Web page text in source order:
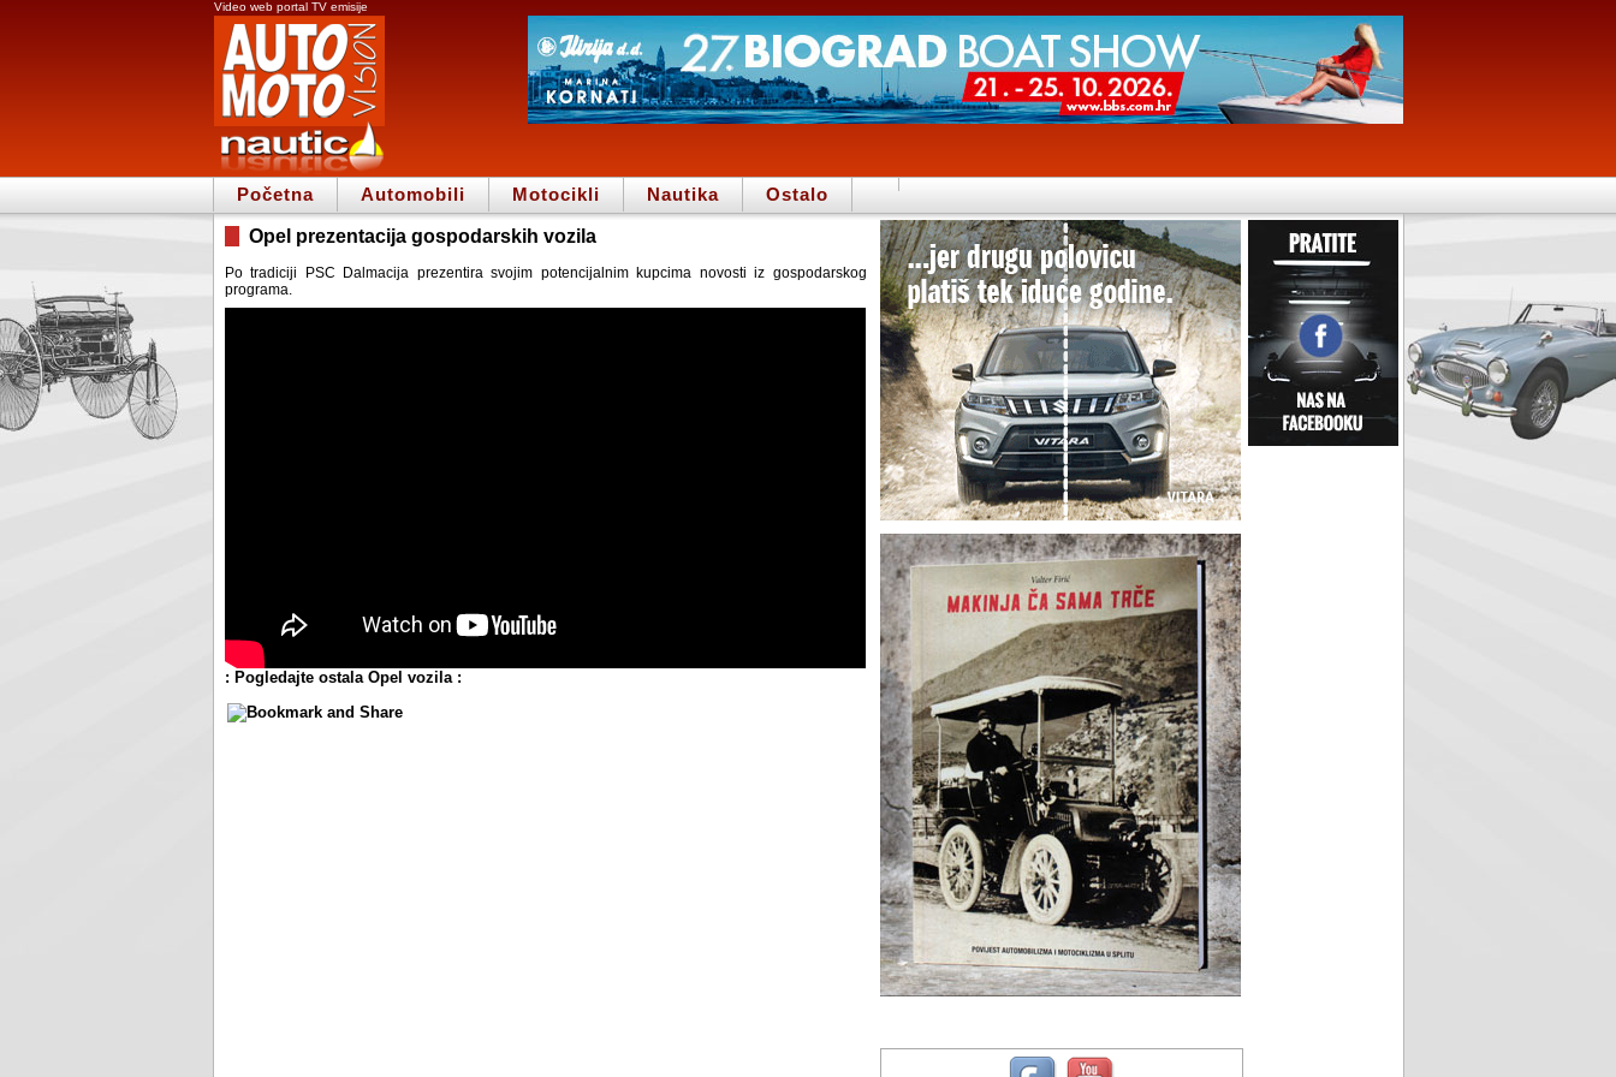
Video web portal TV emisije
Početna Automobili Motocikli Nautika Ostalo
Opel prezentacija gospodarskih vozila
Po tradiciji PSC Dalmacija prezentira svojim potencijalnim kupcima novosti iz gospodarskog
programa.
: Pogledajte ostala Opel vozila :